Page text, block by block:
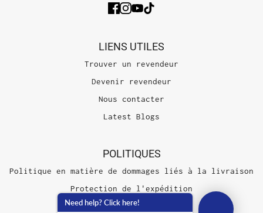
LIENS UTILES
Trouver un revendeur
Devenir revendeur
Nous contacter
Latest Blogs
POLITIQUES
Politique en matière de dommages liés à la livraison
Protection de l'expédition
Conditions d'utilisation
Need help? Click here!